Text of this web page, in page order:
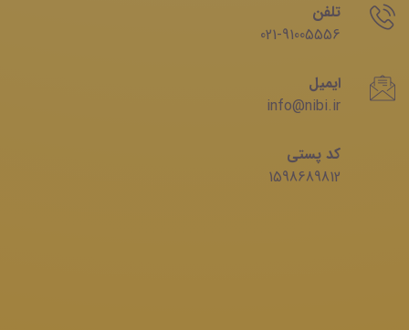
تلفن
021-91005556
ایمیل
info@nibi.ir
کد پستی
1598689812